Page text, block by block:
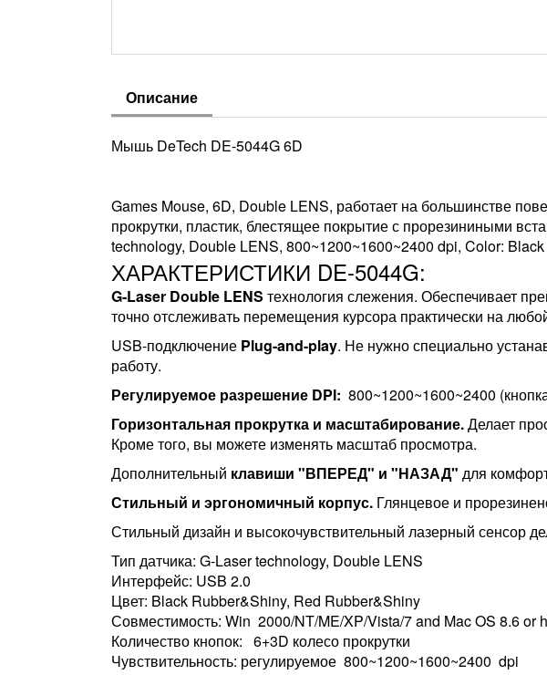
Описание
Мышь DeTech DE-5044G 6D
Games Mouse, 6D, Double LENS, работает на большинстве
прокрутки, пластик, блестящее покрытие с прорезиниными
technology, Double LENS, 800~1200~1600~2400 dpi, Color:
ХАРАКТЕРИСТИКИ DE-5044G:
G-Laser Double LENS технология слежения. Обеспечивает
точно отслеживать перемещения курсора практически на
USB-подключение Plug-and-play. Не нужно специально
работу.
Регулируемое разрешение DPI: 800~1200~1600~2400
Горизонтальная прокрутка и масштабирование.Делает
Кроме того, вы можете изменять масштаб просмотра.
Дополнительный клавиши "ВПЕРЕД" и "НАЗАД" для
Стильный и эргономичный корпус. Глянцевое и
Стильный дизайн и высокочувствительный лазерный сенсор
Тип датчика: G-Laser technology, Double LENS
Интерфейс: USB 2.0
Цвет: Black Rubber&Shiny, Red Rubber&Shiny
Совместимость: Win 2000/NT/ME/XP/Vista/7 and Mac OS 8.6 or
Количество кнопок: 6+3D колесо прокрутки
Чувствительность: регулируемое 800~1200~1600~2400 dpi